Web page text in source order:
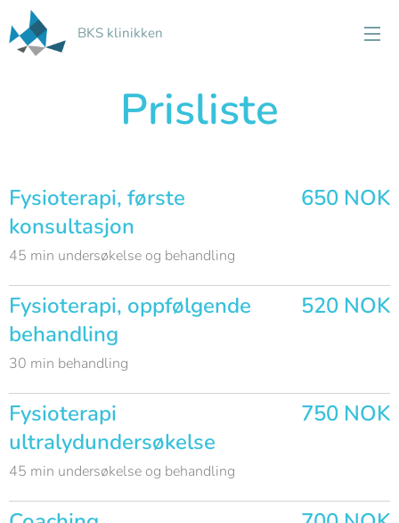
BKS klinikken
Prisliste
Fysioterapi, første
konsultasjon
45 min undersøkelse og behandling
650 NOK
Fysioterapi, oppfølgende
behandling
30 min behandling
520 NOK
Fysioterapi
ultralydundersøkelse
45 min undersøkelse og behandling
750 NOK